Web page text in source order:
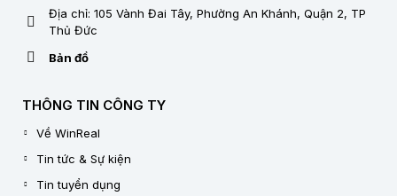
Địa chỉ: 105 Vành Đai Tây, Phường An Khánh, Quận 2, TP
Thủ Đức
Bản đồ
THÔNG TIN CÔNG TY
Về WinReal
Tin tức & Sự kiện
Tin tuyển dụng